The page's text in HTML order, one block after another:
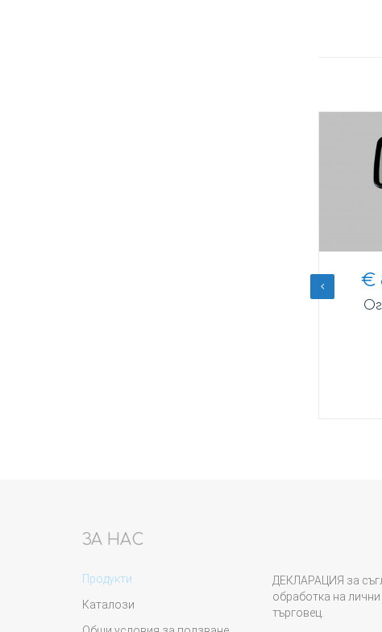
€
ЗА НАС
Продукти
Каталози
ДЕКЛАРАЦИЯ за
обработка на
търговец.